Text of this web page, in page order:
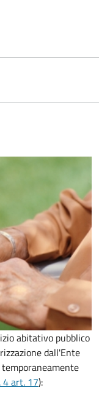
abitativo pubblico
dall'Ente
art. 17):